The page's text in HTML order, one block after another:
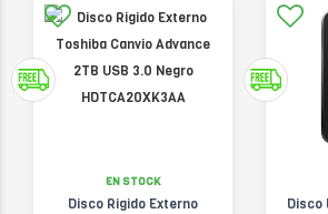
EN STOCK
Disco Rigido Externo
Disco